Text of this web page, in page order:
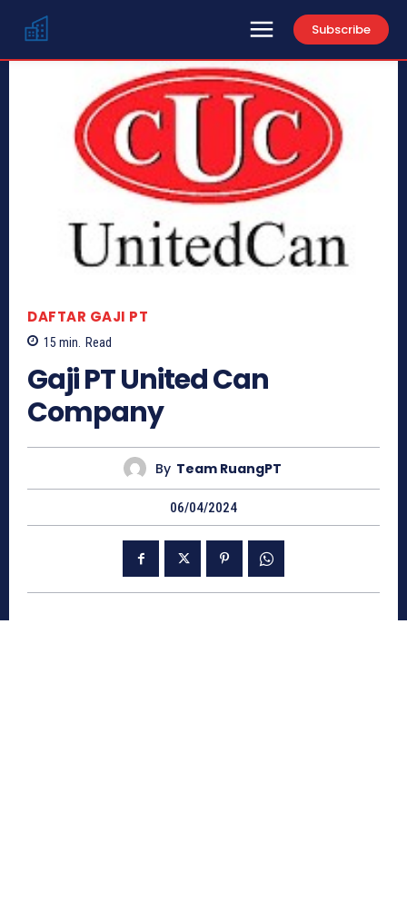
Subscribe
DAFTAR GAJI PT
15 min. Read
Gaji PT United Can
Company
By Team RuangPT
06/04/2024